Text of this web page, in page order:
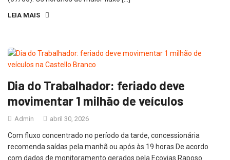
LEIA MAIS
Dia do Trabalhador: feriado deve
movimentar 1 milhão de veículos
Admin abril 30, 2026
Com fluxo concentrado no período da tarde, concessionária
recomenda saídas pela manhã ou após às 19 horas De acordo
com dados de monitoramento gerados pela Ecovias Raposo